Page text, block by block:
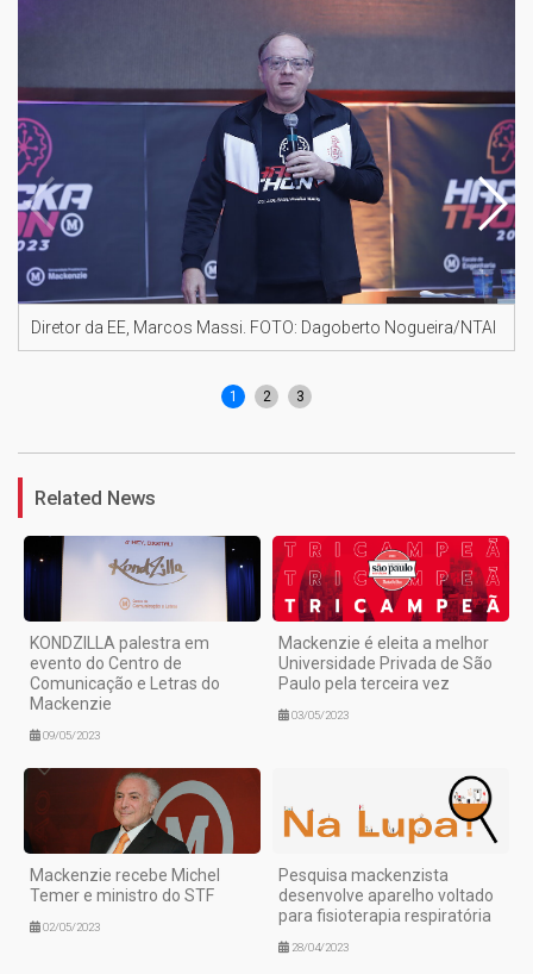
Diretor da EE, Marcos Massi. FOTO: Dagoberto Nogueira/NTAI
1 2 3
Related News
KONDZILLA palestra em
evento do Centro de
Comunicação e Letras do
Mackenzie
09/05/2023
Mackenzie é eleita a melhor
Universidade Privada de São
Paulo pela terceira vez
03/05/2023
Mackenzie recebe Michel
Temer e ministro do STF
02/05/2023
Pesquisa mackenzista
desenvolve aparelho voltado
para fisioterapia respiratória
28/04/2023